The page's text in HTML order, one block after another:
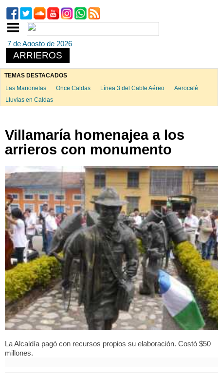
7 de Agosto de 2026
ARRIEROS
TEMAS DESTACADOS
Las Marionetas
Once Caldas Línea 3 del Cable Aéreo
Aerocafé
Lluvias en Caldas
Villamaría homenajea a los
arrieros con monumento
La Alcaldía pagó con recursos propios su elaboración. Costó $50
millones.